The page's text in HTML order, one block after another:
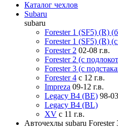
Каталог чехлов
Subaru
subaru
Forester 1 (SF5) (R)
Forester 1 (SF5) (R)
Forester 2 02-08 г.в.
Forester 2 (с
Forester 3 (с
Forester 4 с 12 г.в.
Impreza 09-12 г.в.
Legacy B4 (BE) 98-
Legacy B4 (BL)
XV с 11 г.в.
Авточехлы subaru Forester